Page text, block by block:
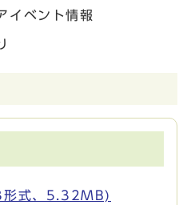
イベント情報
形式、5.32MB)